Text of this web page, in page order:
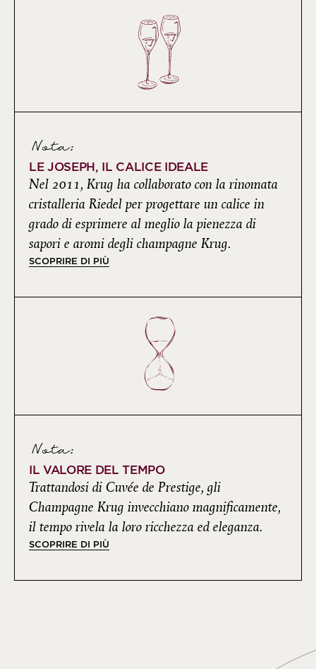
Nota:
LE JOSEPH, IL CALICE IDEALE
Nel 2011, Krug ha collaborato con la rinomata
cristalleria Riedel per progettare un calice in
grado di esprimere al meglio la pienezza di
sapori e aromi degli champagne Krug.
SCOPRIRE DI PIÙ
Nota:
IL VALORE DEL TEMPO
Trattandosi di Cuvée de Prestige, gli
Champagne Krug invecchiano magnificamente,
il tempo rivela la loro ricchezza ed eleganza.
SCOPRIRE DI PIÙ